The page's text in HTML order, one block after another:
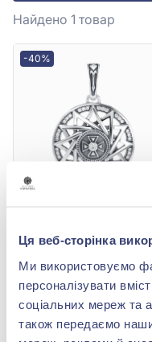
Ця веб-сторінка
Ми використовуємо
персоналізувати
соціальних мереж та
також передаємо
Найдено 1 товар
-40%
925° с фианитом, арт.
7343
4 602,60 грн
(арт. 7343)
Купить